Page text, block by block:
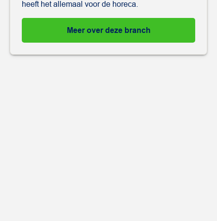
heeft het allemaal voor de horeca.
Meer over deze branch